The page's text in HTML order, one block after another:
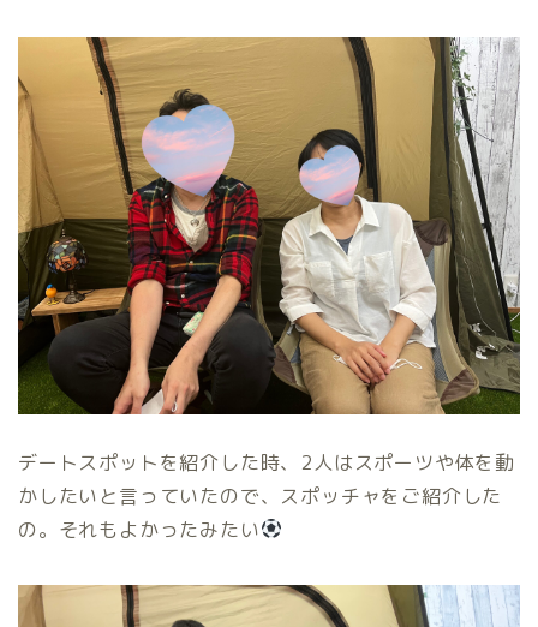
デートスポットを紹介した時、2人はスポーツや体を動
かしたいと言っていたので、スポッチャをご紹介した
の。それもよかったみたい